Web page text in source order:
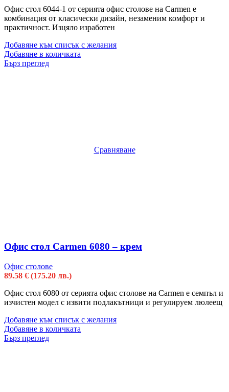
Офис стол 6044-1 от серията офис столове на Carmen е
комбинация от класически дизайн, незаменим комфорт и
практичност. Изцяло изработен
Добавяне към списък с желания
Добавяне в количката
Бърз преглед
Сравняване
Офис стол Carmen 6080 – крем
Офис столове
89.58 € (175.20 лв.)
Офис стол 6080 от серията офис столове на Carmen е семпъл и
изчистен модел с извити подлакътници и регулируем люлеещ
Добавяне към списък с желания
Добавяне в количката
Бърз преглед